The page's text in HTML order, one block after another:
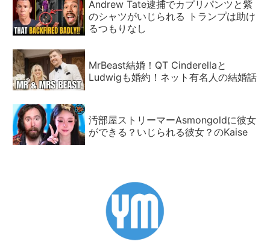
Andrew Tate逮捕でカプリパンツと紫
のシャツがいじられる トランプは助け
るつもりなし
MrBeast結婚！QT Cinderellaと
Ludwigも婚約！ネット有名人の結婚話
汚部屋ストリーマーAsmongoldに彼女
ができる？いじられる彼女？のKaise